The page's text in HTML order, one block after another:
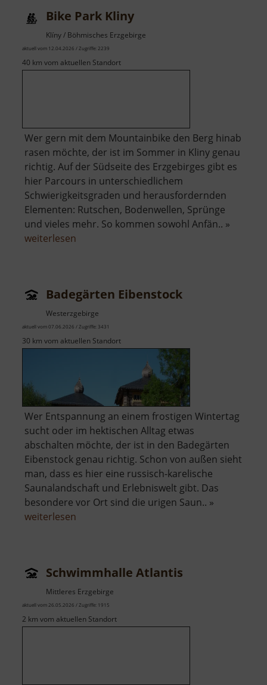
Bike Park Kliny
Klíny / Böhmisches Erzgebirge
aktuell vom 12.04.2026 / Zugriffe: 2239
40 km vom aktuellen Standort
Wer gern mit dem Mountainbike den Berg hinab
rasen möchte, der ist im Sommer in Kliny genau
richtig. Auf der Südseite des Erzgebirges gibt es
hier Parcours in unterschiedlichem
Schwierigkeitsgraden und herausfordernden
Elementen: Rutschen, Bodenwellen, Sprünge
und vieles mehr. So kommen sowohl Anfän.. »
weiterlesen
Badegärten Eibenstock
Westerzgebirge
aktuell vom 07.06.2026 / Zugriffe: 3431
30 km vom aktuellen Standort
Wer Entspannung an einem frostigen Wintertag
sucht oder im hektischen Alltag etwas
abschalten möchte, der ist in den Badegärten
Eibenstock genau richtig. Schon von außen sieht
man, dass es hier eine russisch-karelische
Saunalandschaft und Erlebniswelt gibt. Das
besondere vor Ort sind die urigen Saun.. »
weiterlesen
Schwimmhalle Atlantis
Mittleres Erzgebirge
aktuell vom 26.05.2026 / Zugriffe: 1915
2 km vom aktuellen Standort